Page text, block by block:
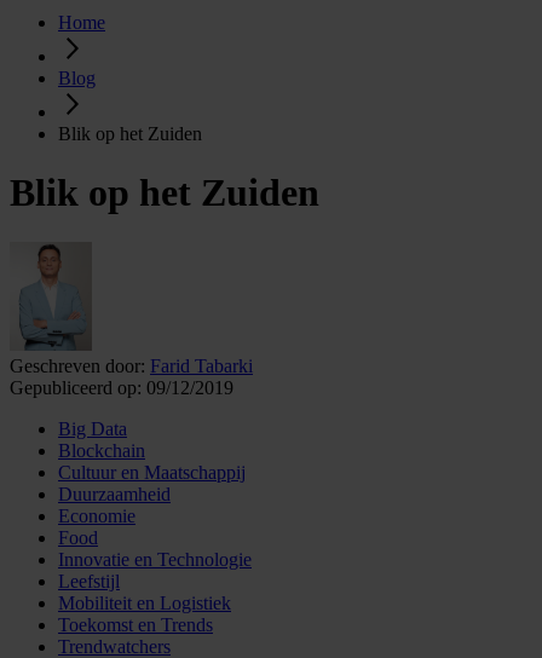
Home
Blog
Blik op het Zuiden
Blik op het Zuiden
Geschreven door: Farid Tabarki
Gepubliceerd op: 09/12/2019
Big Data
Blockchain
Cultuur en Maatschappij
Duurzaamheid
Economie
Food
Innovatie en Technologie
Leefstijl
Mobiliteit en Logistiek
Toekomst en Trends
Trendwatchers